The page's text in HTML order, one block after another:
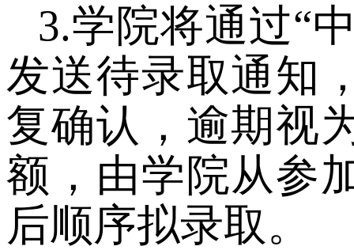
3.学院将通过“
发送待录取通知
复确认，逾期视
额，由学院从参
后顺序拟录取。